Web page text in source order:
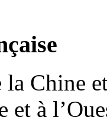
Chine
et à